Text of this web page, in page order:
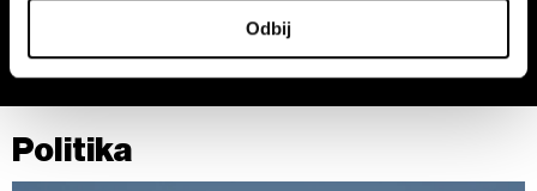
U svakom trenutku možete da promenite ili povučete
saglasnost u Deklaraciji o kolačićima.
vašim pravima pročitajte u našoj
kolačićima i drugim sličnim tehnologijama uPolitici
Odbij
Politika